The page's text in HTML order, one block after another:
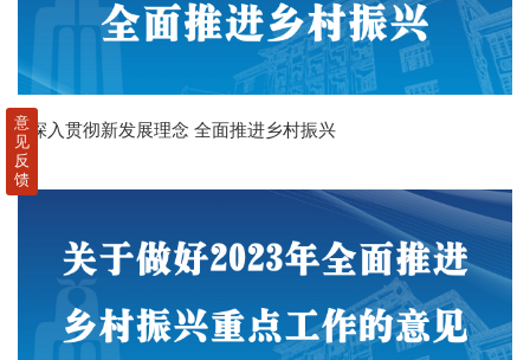
深入贯彻新发展理念 全面推进乡村振兴
意
见
反
馈